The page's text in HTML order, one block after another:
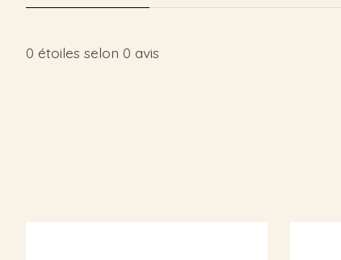
0 étoiles selon 0 avis